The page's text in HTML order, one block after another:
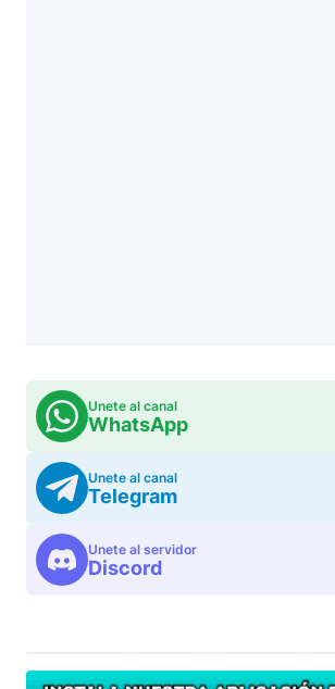
Unete al canal
WhatsApp
Unete al canal
Telegram
Unete al servidor
Discord